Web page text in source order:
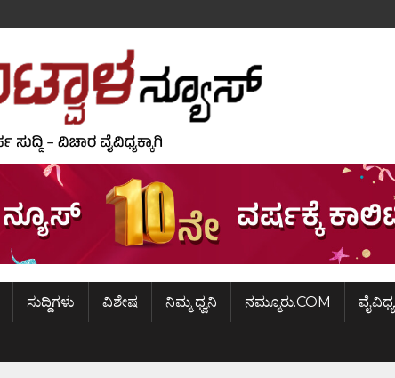
ಸುದ್ದಿಗಳು ವಿಶೇಷ ನಿಮ್ಮ ಧ್ವನಿ ನಮ್ಮೂರು.COM ವೈವಿಧ್ಯ